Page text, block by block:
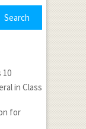
10
in Class
for